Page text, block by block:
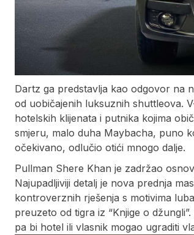
Dartz ga predstavlja kao odgovor na
od uobičajenih luksuznih shuttleova.
hotelskih klijenata i putnika kojima
smjeru, malo duha Maybacha, puno
očekivano, odlučio otići mnogo dalje.
Pullman Shere Khan je zadržao
Najupadljiviji detalj je nova prednja
kontroverznih rješenja s motivima
preuzeto od tigra iz “Knjige o
pa bi hotel ili vlasnik mogao ugraditi